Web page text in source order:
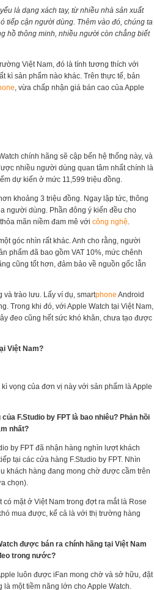
là dạng xách tay, từ nhiều nhà sản xuất
tiếp cận người dùng. Thêm vào đó, chúng ta
hồ thông minh, nhiều người còn chẳng biết
Việt Nam, đó là tính tương thích với
kì sản phẩm nào khác. Trên thực tế, bản
, vừa chấp nhận giá bán cao của Apple
chính hãng sẽ cập bến hệ thống này, và
nhiều người dùng quan tâm nhất chính là
dự kiến ở mức 11,599 triệu đồng.
khoảng 3 triệu đồng. Ngay lập tức, thông
người dùng. Phần đông ý kiến đều cho
mãn niềm đam mê với công nghệ.
góc nhìn rất khác. Anh cho rằng, người
phẩm đã bao gồm VAT 10%, mức chênh
cũng tốt hơn, đảm bảo về nguồn gốc lẫn
và trào lưu. Lấy ví dụ, smartphone Android
Trong khi đó, với Apple Watch tại Việt Nam,
đeo cũng hết sức khó khăn, chưa tạo được
Việt Nam?
vọng của đơn vị này với sản phẩm là Apple
F.Studio by FPT là bao nhiêu? Phản hồi
nhất?
by FPT đã nhận hàng nghìn lượt khách
tại các cửa hàng F.Studio by FPT. Nhìn
khách hàng đang mong chờ được cầm trên
chọn).
mặt ở Việt Nam trong đợt ra mắt là Rose
mua được, kể cả là với thị trường hàng
được bán ra chính hãng tại Việt Nam
trong nước?
luôn được iFan mong chờ và sở hữu, đặt
một tiềm năng lớn cho Apple Watch.